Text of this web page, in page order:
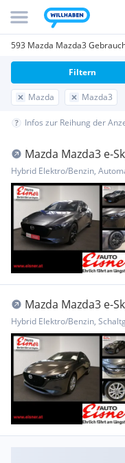
593 Mazda Mazda3
Mazda Mazda3
Filtern
Infos zur Reihung der
Mazda Mazda3 e-
Hybrid Elektro/Benzin,
Mazda Mazda3 e-
Hybrid Elektro/Benzin,